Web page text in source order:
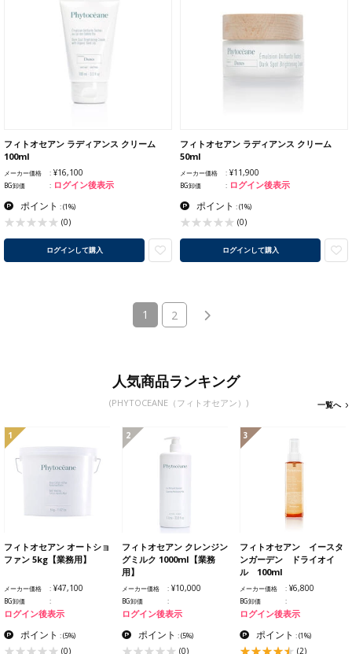
フィトオセアン ラディアンス クリーム
100ml
メーカー価格 ¥16,100
BG卸価 ログイン後表示
ポイント :(1%)
(0)
ログインして購入
フィトオセアン ラディアンス クリーム
50ml
メーカー価格 ¥11,900
BG卸価 ログイン後表示
ポイント :(1%)
(0)
ログインして購入
1 (current)
2
人気商品ランキング
(PHYTOCEANE（フィトオセアン）) 一覧へ
1
フィトオセアン オートショ
ファン 5kg【業務用】
メーカー価格 ¥47,100
BG卸価
ログイン後表示
ポイント :(5%)
(0)
2
フィトオセアン クレンジン
グミルク 1000ml【業務
用】
メーカー価格 ¥10,000
BG卸価
ログイン後表示
ポイント :(5%)
(0)
3
フィトオセアン イースタ
ンガーデン ドライオイ
ル 100ml
メーカー価格 ¥6,800
BG卸価
ログイン後表示
ポイント :(1%)
(2)